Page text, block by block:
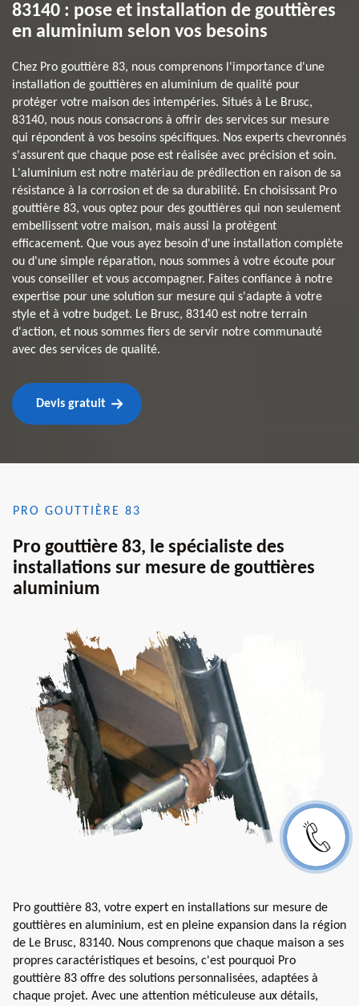
83140 : pose et installation de gouttières
en aluminium selon vos besoins
Chez Pro gouttière 83, nous comprenons l'importance d'une
installation de gouttières en aluminium de qualité pour
protéger votre maison des intempéries. Situés à Le Brusc,
83140, nous nous consacrons à offrir des services sur mesure
qui répondent à vos besoins spécifiques. Nos experts chevronnés
s'assurent que chaque pose est réalisée avec précision et soin.
L'aluminium est notre matériau de prédilection en raison de sa
résistance à la corrosion et de sa durabilité. En choisissant Pro
gouttière 83, vous optez pour des gouttières qui non seulement
embellissent votre maison, mais aussi la protègent
efficacement. Que vous ayez besoin d'une installation complète
ou d'une simple réparation, nous sommes à votre écoute pour
vous conseiller et vous accompagner. Faites confiance à notre
expertise pour une solution sur mesure qui s'adapte à votre
style et à votre budget. Le Brusc, 83140 est notre terrain
d'action, et nous sommes fiers de servir notre communauté
avec des services de qualité.
Devis gratuit
PRO GOUTTIÈRE 83
Pro gouttière 83, le spécialiste des
installations sur mesure de gouttières
aluminium
Pro gouttière 83, votre expert en installations sur mesure de
gouttières en aluminium, est en pleine expansion dans la région
de Le Brusc, 83140. Nous comprenons que chaque maison a ses
propres caractéristiques et besoins, c'est pourquoi Pro
gouttière 83 offre des solutions personnalisées, adaptées à
chaque projet. Avec une attention méticuleuse aux détails,